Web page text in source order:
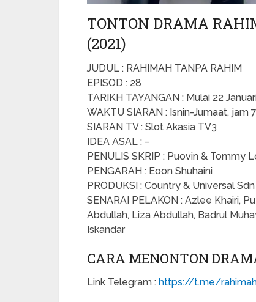
TONTON DRAMA
(2021)
JUDUL : RAHIMAH TANPA RAHIM
EPISOD : 28
TARIKH TAYANGAN : Mulai 22
WAKTU SIARAN : Isnin-Jumaat, jam
SIARAN TV : Slot Akasia TV3
IDEA ASAL : –
PENULIS SKRIP : Puovin & Tommy
PENGARAH : Eoon Shuhaini
PRODUKSI : Country & Universal
SENARAI PELAKON : Azlee Khairi,
Abdullah, Liza Abdullah, Badrul
Iskandar
CARA MENONTON
Link Telegram : https://t.me/